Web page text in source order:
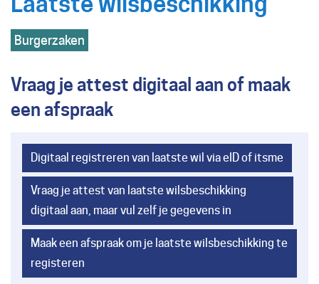
Hoofdthemas
Burgerzaken
Vraag je attest digitaal aan of maak
een afspraak
Digitaal registreren van laatste wil via eID of itsme
Vraag je attest van laatste wilsbeschikking
digitaal aan, maar vul zelf je gegevens in
Maak een afspraak om je laatste wilsbeschikking te
registeren